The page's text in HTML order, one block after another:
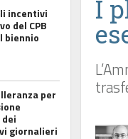
incentivi
del CPB
biennio
per
giornalieri
I